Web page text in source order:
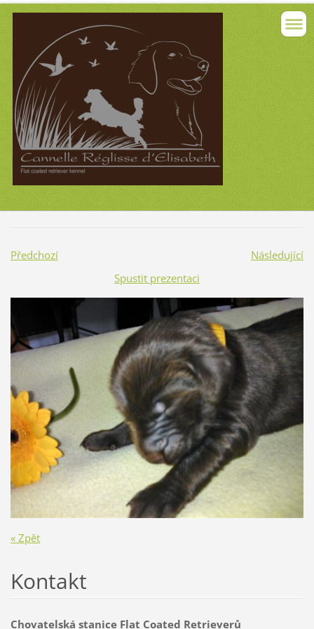
Předchozí
Následující
Spustit prezentaci
« Zpět
Kontakt
Chovatelská stanice Flat Coated Retrieverů